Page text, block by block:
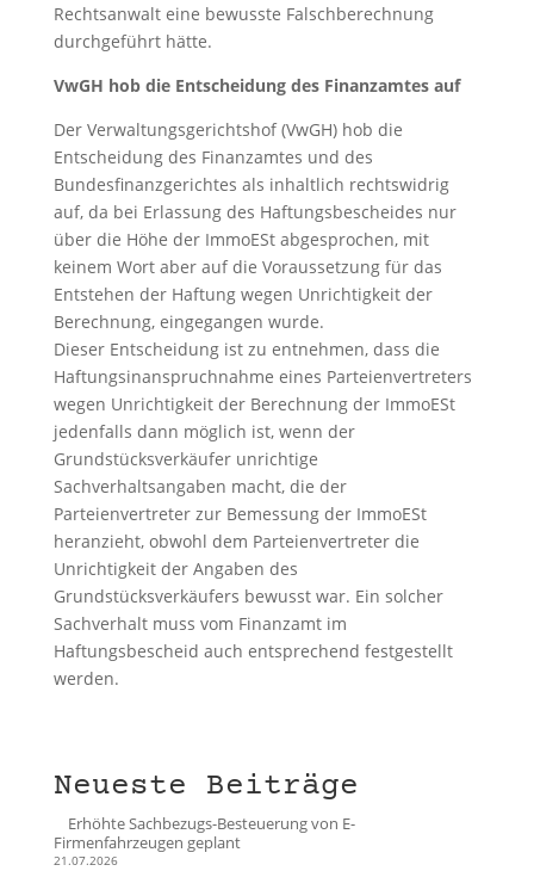
Rechtsanwalt eine bewusste Falschberechnung
durchgeführt hätte.
VwGH hob die Entscheidung des Finanzamtes auf
Der Verwaltungsgerichtshof (VwGH) hob die
Entscheidung des Finanzamtes und des
Bundesfinanzgerichtes als inhaltlich rechtswidrig
auf, da bei Erlassung des Haftungsbescheides nur
über die Höhe der ImmoESt abgesprochen, mit
keinem Wort aber auf die Voraussetzung für das
Entstehen der Haftung wegen Unrichtigkeit der
Berechnung, eingegangen wurde.
Dieser Entscheidung ist zu entnehmen, dass die
Haftungsinanspruchnahme eines Parteienvertreters
wegen Unrichtigkeit der Berechnung der ImmoESt
jedenfalls dann möglich ist, wenn der
Grundstücksverkäufer unrichtige
Sachverhaltsangaben macht, die der
Parteienvertreter zur Bemessung der ImmoESt
heranzieht, obwohl dem Parteienvertreter die
Unrichtigkeit der Angaben des
Grundstücksverkäufers bewusst war. Ein solcher
Sachverhalt muss vom Finanzamt im
Haftungsbescheid auch entsprechend festgestellt
werden.
Neueste Beiträge
Erhöhte Sachbezugs-Besteuerung von E-
Firmenfahrzeugen geplant
21.07.2026